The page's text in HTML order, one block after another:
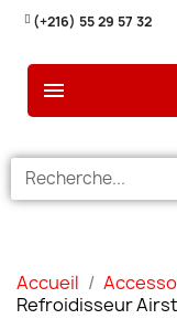
(+216) 55 29 57 32
Accueil
Refroidisseur